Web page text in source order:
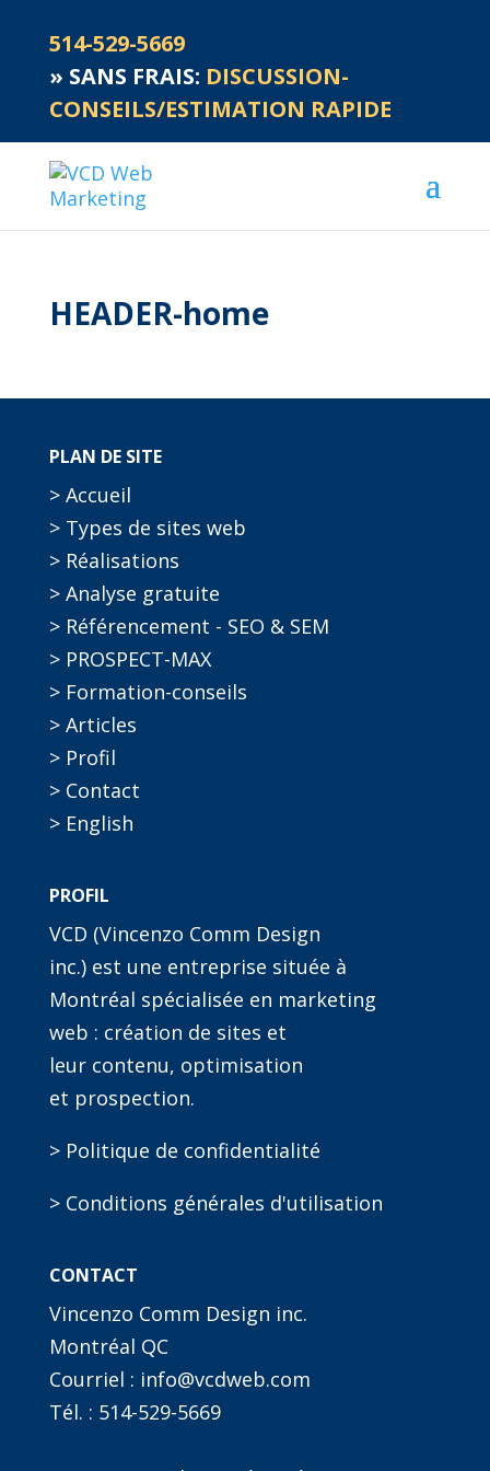
514-529-5669
» SANS FRAIS: DISCUSSION-
CONSEILS/ESTIMATION RAPIDE
HEADER-home
PLAN DE SITE
> Accueil
> Types de sites web
> Réalisations
> Analyse gratuite
> Référencement - SEO & SEM
> PROSPECT-MAX
> Formation-conseils
> Articles
> Profil
> Contact
> English
PROFIL
VCD (Vincenzo Comm Design
inc.) est une entreprise située à
Montréal spécialisée en marketing
web : création de sites et
leur contenu, optimisation
et prospection.
> Politique de confidentialité
> Conditions générales d'utilisation
CONTACT
Vincenzo Comm Design inc.
Montréal QC
Courriel : info@vcdweb.com
Tél. : 514-529-5669